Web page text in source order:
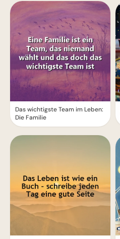
Das wichtigste Team im Leben:
Die Familie